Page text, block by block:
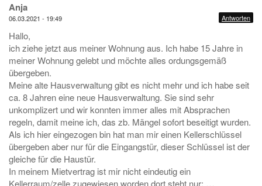
Anja
06.03.2021 - 19:49 Antworten
Hallo,
ich ziehe jetzt aus meiner Wohnung aus. Ich habe 15 Jahre in
meiner Wohnung gelebt und möchte alles ordungsgemäß
übergeben.
Meine alte Hausverwaltung gibt es nicht mehr und ich habe seit
ca. 8 Jahren eine neue Hausverwaltung. Sie sind sehr
unkomplizert und wir konnten immer alles mit Absprachen
regeln, damit meine ich, das zb. Mängel sofort beseitigt wurden.
Als ich hier eingezogen bin hat man mir einen Kellerschlüssel
übergeben aber nur für die Eingangstür, dieser Schlüssel ist der
gleiche für die Haustür.
In meinem Mietvertrag ist mir nicht eindeutig ein
Kellerraum/zelle zugewiesen worden dort steht nur: …